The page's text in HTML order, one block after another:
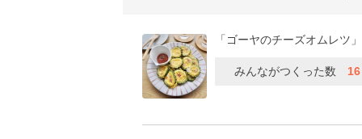
「ゴーヤのチーズオムレツ
みんながつくった数 16